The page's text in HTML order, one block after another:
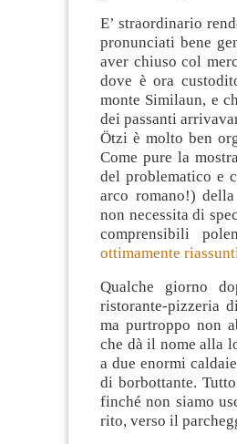
E’ straordinario
pronunciati bene
aver chiuso col
dove è ora
monte Similaun, e
dei passanti
Ötzi è molto ben
Come pure la
del problematico e
arco romano!)
non necessita di
comprensibili
ottimamente
Qualche giorno
ristorante-pizzeria
ma purtroppo non
che dà il nome alla
a due enormi
di borbottante.
finché non siamo
rito, verso il